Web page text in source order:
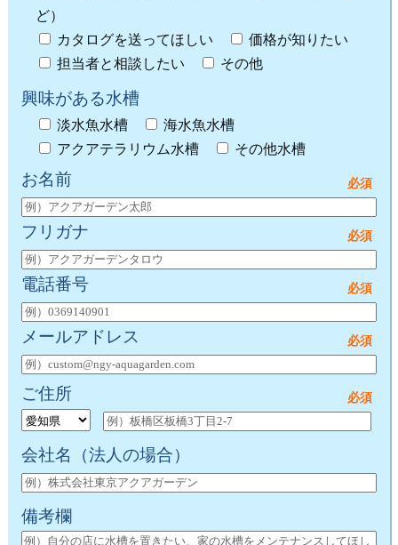
ど）
カタログを送ってほしい
価格が知りたい
担当者と相談したい
その他
興味がある水槽
淡水魚水槽
海水魚水槽
アクアテラリウム水槽
その他水槽
お名前
フリガナ
電話番号
メールアドレス
ご住所
会社名 （法人の場合）
備考欄